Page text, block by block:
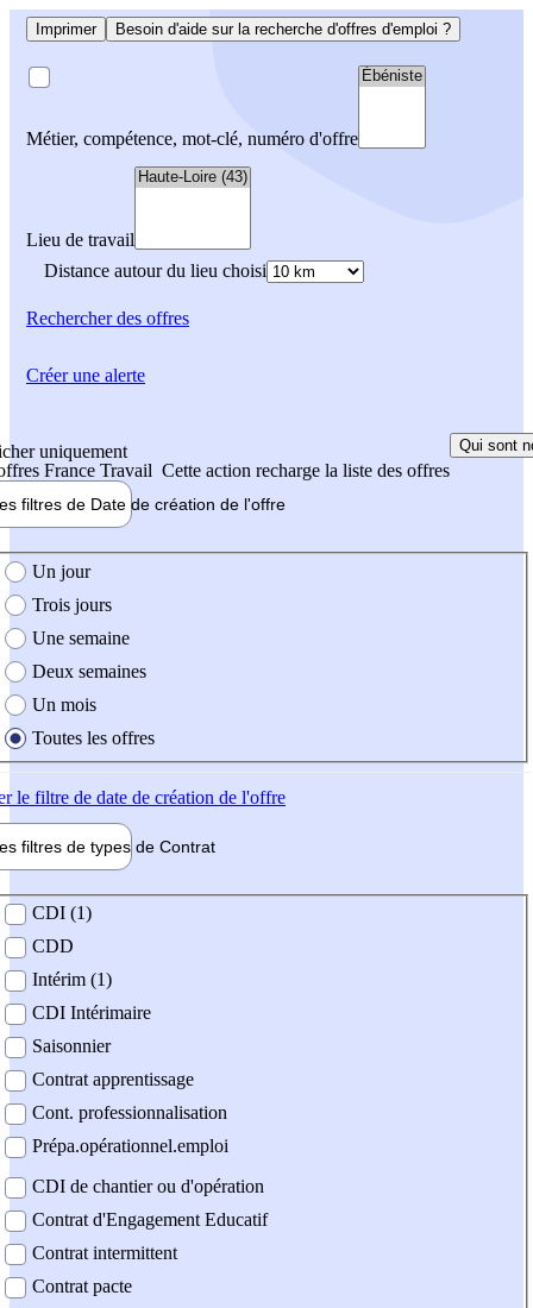
Imprimer Besoin d'aide sur la recherche d'offres d'emploi ?
Métier, compétence, mot-clé, numéro d'offre
Lieu de travail
Distance autour du lieu choisi
Rechercherdes offres
uniquement
France Travail Cette action recharge la liste des offres
Qui sont
filtres de Date de création de l'offre
création de l'offre
Un jour
Trois jours
Une semaine
Deux semaines
Un mois
Toutes les offres
le filtre de date de création de l'offre
filtres de types de Contrat
contrat
CDI (1)
CDD
Intérim (1)
CDI Intérimaire
Saisonnier
Contrat apprentissage
Cont. professionnalisation
Prépa.opérationnel.emploi
CDI de chantier ou d'opération
Contrat d'Engagement Educatif
Contrat intermittent
Contrat pacte
Créer une alerte